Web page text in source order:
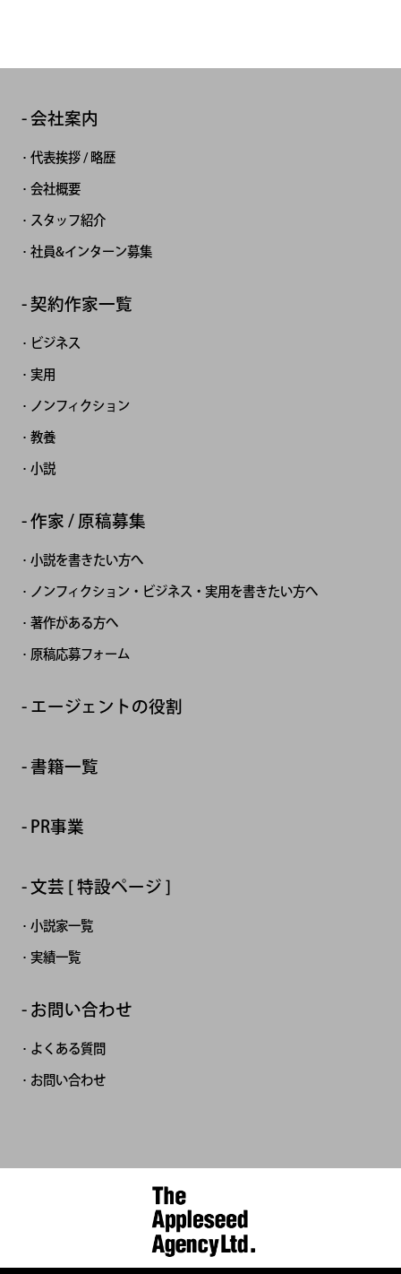
会社案内
代表挨拶 / 略歴
会社概要
スタッフ紹介
社員&インターン募集
契約作家一覧
ビジネス
実用
ノンフィクション
教養
小説
作家 / 原稿募集
小説を書きたい方へ
ノンフィクション・ビジネス・実用を書きたい方へ
著作がある方へ
原稿応募フォーム
エージェントの役割
書籍一覧
PR事業
文芸 [ 特設ページ ]
小説家一覧
実績一覧
お問い合わせ
よくある質問
お問い合わせ